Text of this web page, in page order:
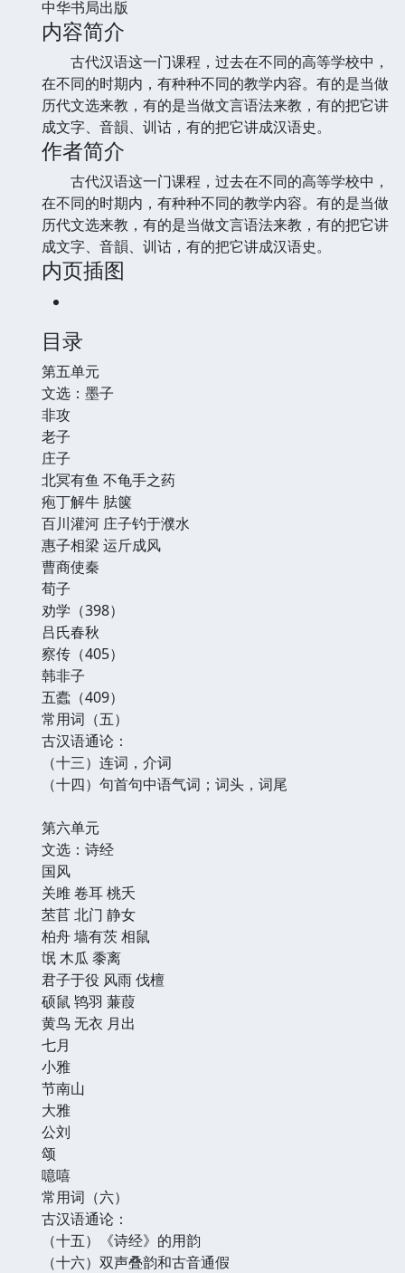
中华书局出版
内容简介
古代汉语这一门课程，过去在不同的高等学校中，
在不同的时期内，有种种不同的教学内容。有的是当做
历代文选来教，有的是当做文言语法来教，有的把它讲
成文字、音韻、训诂，有的把它讲成汉语史。
作者简介
古代汉语这一门课程，过去在不同的高等学校中，
在不同的时期内，有种种不同的教学内容。有的是当做
历代文选来教，有的是当做文言语法来教，有的把它讲
成文字、音韻、训诂，有的把它讲成汉语史。
内页插图
目录
第五单元
文选：墨子
非攻
老子
庄子
北冥有鱼 不龟手之药
疱丁解牛 胠箧
百川灌河 庄子钓于濮水
惠子相梁 运斤成风
曹商使秦
荀子
劝学（398）
吕氏春秋
察传（405）
韩非子
五蠹（409）
常用词（五）
古汉语通论：
（十三）连词，介词
（十四）句首句中语气词；词头，词尾
第六单元
文选：诗经
国风
关雎 卷耳 桃夭
苤苢 北门 静女
柏舟 墙有茨 相鼠
氓 木瓜 黍离
君子于役 风雨 伐檀
硕鼠 鸨羽 蒹葭
黄鸟 无衣 月出
七月
小雅
节南山
大雅
公刘
颂
噫嘻
常用词（六）
古汉语通论：
（十五）《诗经》的用韵
（十六）双声叠韵和古音通假